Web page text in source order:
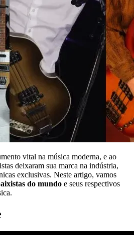
vital na música moderna, e ao
deixaram sua marca na indústria,
exclusivas. Neste artigo, vamos
do mundo e seus respectivos